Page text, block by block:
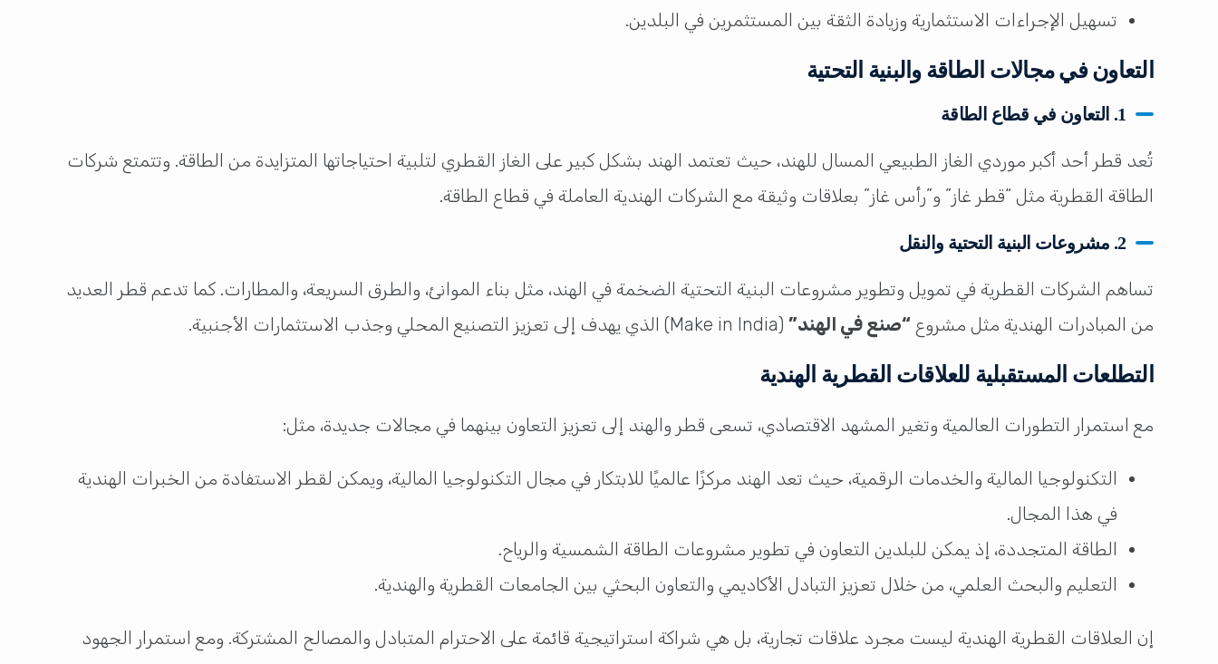
تسهيل الإجراءات الاستثمارية وزيادة الثقة بين المستثمرين في البلدين.
التعاون في مجالات الطاقة والبنية التحتية
1. التعاون في قطاع الطاقة
تُعد قطر أحد أكبر موردي الغاز الطبيعي المسال للهند، حيث تعتمد الهند بشكل كبير على الغاز القطري لتلبية احتياجاتها المتزايدة من الطاقة. وتتمتع شركات
الطاقة القطرية مثل “قطر غاز” و”رأس غاز” بعلاقات وثيقة مع الشركات الهندية العاملة في قطاع الطاقة.
2. مشروعات البنية التحتية والنقل
تساهم الشركات القطرية في تمويل وتطوير مشروعات البنية التحتية الضخمة في الهند، مثل بناء الموانئ، والطرق السريعة، والمطارات. كما تدعم قطر العديد
من المبادرات الهندية مثل مشروع “صنع في الهند” (Make in India) الذي يهدف إلى تعزيز التصنيع المحلي وجذب الاستثمارات الأجنبية.
التطلعات المستقبلية للعلاقات القطرية الهندية
مع استمرار التطورات العالمية وتغير المشهد الاقتصادي، تسعى قطر والهند إلى تعزيز التعاون بينهما في مجالات جديدة، مثل:
التكنولوجيا المالية والخدمات الرقمية، حيث تعد الهند مركزًا عالميًا للابتكار في مجال التكنولوجيا المالية، ويمكن لقطر الاستفادة من الخبرات الهندية
في هذا المجال.
الطاقة المتجددة، إذ يمكن للبلدين التعاون في تطوير مشروعات الطاقة الشمسية والرياح.
التعليم والبحث العلمي، من خلال تعزيز التبادل الأكاديمي والتعاون البحثي بين الجامعات القطرية والهندية.
إن العلاقات القطرية الهندية ليست مجرد علاقات تجارية، بل هي شراكة استراتيجية قائمة على الاحترام المتبادل والمصالح المشتركة. ومع استمرار الجهود